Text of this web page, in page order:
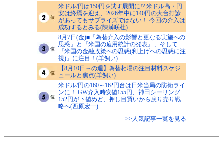
米ドル/円は150円を試す展開に!? 米ドル高・円
安は終焉を迎え、2026年中に140円の大台打診
があってもサプライズではない！ 今回の介入は
成功するとみる(陳満咲杜)
8月7日(金)■『為替介入の影響と更なる実施への
思惑』と『米国の雇用統計の発表』、そして
『米国の金融政策への思惑(利上げへの思惑に注
視)』に注目！(羊飼い)
【8月10日～の週】為替相場の注目材料スケジ
ュールと焦点(羊飼い)
米ドル/円の160～162円台は日米当局の防衛ライ
ンに！ GW介入時安値155円、神田シーリング
152円が下値めど、押し目買いから戻り売り戦
略へ(西原宏一)
>>人気記事一覧を見る